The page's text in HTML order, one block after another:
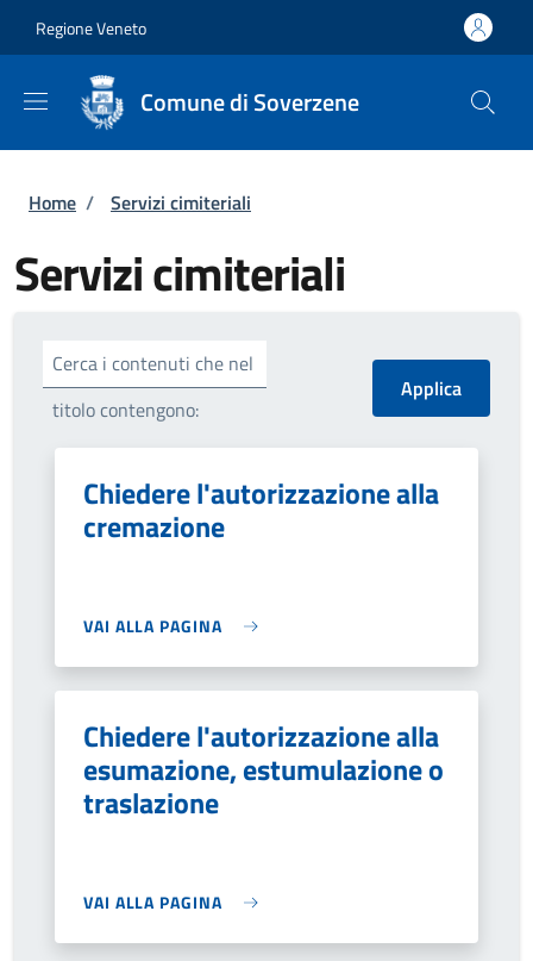
Regione Veneto
Comune di Soverzene
Briciole di pane
Home / Servizi cimiteriali
Servizi cimiteriali
Cerca i contenuti che nel
titolo contengono:
Chiedere l'autorizzazione alla
cremazione
VAI ALLA PAGINA
Chiedere l'autorizzazione alla
esumazione, estumulazione o
traslazione
VAI ALLA PAGINA